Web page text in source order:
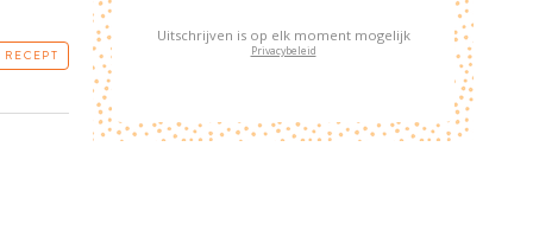
Uitschrijven is op elk moment mogelijk
Privacybeleid